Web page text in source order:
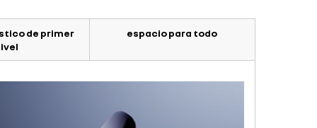
de primer
espacio para todo